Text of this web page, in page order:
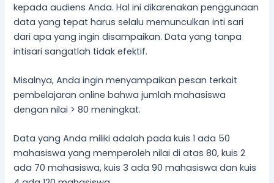
kepada audiens Anda. Hal ini dikarenakan penggunaan
data yang tepat harus selalu memunculkan inti sari
dari apa yang ingin disampaikan. Data yang tanpa
intisari sangatlah tidak efektif.
Misalnya, Anda ingin menyampaikan pesan terkait
pembelajaran online bahwa jumlah mahasiswa
dengan nilai > 80 meningkat.
Data yang Anda miliki adalah pada kuis 1 ada 50
mahasiswa yang memperoleh nilai di atas 80, kuis 2
ada 70 mahasiswa, kuis 3 ada 90 mahasiswa dan kuis